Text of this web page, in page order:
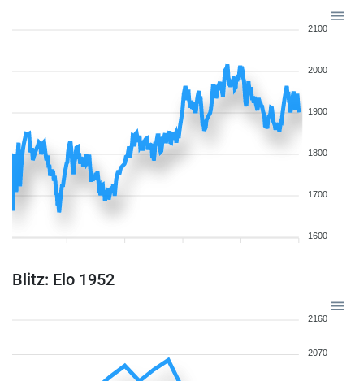
2100
2000
1900
1800
1700
1600
Blitz: Elo 1952
2160
2070